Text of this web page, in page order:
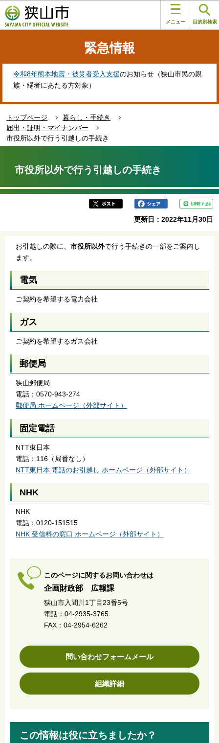
の
ペ
す
メニュー 目的別検索
緊急情報
令和8年熊本地震・被災者受入支援のお知らせ（狭山市民の親
族・縁者にあたる方対象）
トップページ
暮らし・手続き
届出・証明・マイナンバー
市役所以外で行う引越しの手続き
か
市役所以外で行う引越しの手続き
更新日：2022年11月30日
お引越しの際に、 市役所以外で行う手続きの一部をご案内し
ます。
電気
ご契約を希望する電力会社
ガス
ご契約を希望するガス会社
郵便局
狭山郵便局
電話：0570-943-274
郵便局 ホームページ（外部サイト）
固定電話
NTT東日本
電話：116（局番なし）
NTT東日本 電話のお引越し ホームページ（外部サイト）
NHK
NHK
電話：0120-151515
NHK 受信料の窓口 ホームページ（外部サイト）
このページに関するお問い合わせは
企画財政部 広報課
狭山市入間川1丁目23番5号
電話：04-2935-3765
FAX：04-2954-6262
問い合わせフォームメール
組織詳細
この情報は役に立ちましたか？